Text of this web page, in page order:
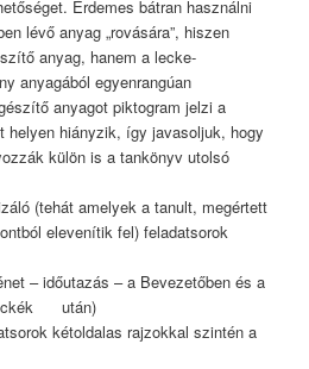
Érdemes bátran használni
lévő anyag „rovására”, hiszen
anyag, hanem a lecke-
anyagából egyenrangúan
anyagot piktogram jelzi a
helyen hiányzik, így javasoljuk, hogy
külön is a tankönyv utolsó
(tehát amelyek a tanult, megértett
elevenítik fel) feladatsorok
– időutazás – a Bevezetőben és a
után)
kétoldalas rajzokkal szintén a